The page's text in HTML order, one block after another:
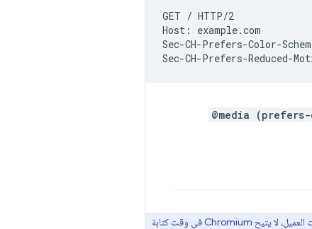
GET / HTTP/2
Host:
example.com
Sec-CH-Prefers-Color-
Sec-CH-Prefers-Reduced-
@media
يحدّد مجموعة من تلميحات العميل، لا يتيح Chromium في وقت كتابة